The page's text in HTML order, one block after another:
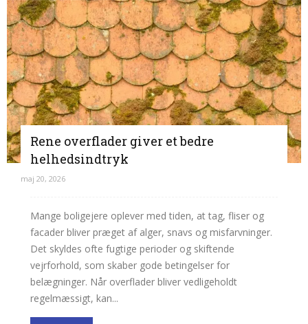
Rene overflader giver et bedre
helhedsindtryk
maj 20, 2026
Mange boligejere oplever med tiden, at tag, fliser og
facader bliver præget af alger, snavs og misfarvninger.
Det skyldes ofte fugtige perioder og skiftende
vejrforhold, som skaber gode betingelser for
belægninger. Når overflader bliver vedligeholdt
regelmæssigt, kan...